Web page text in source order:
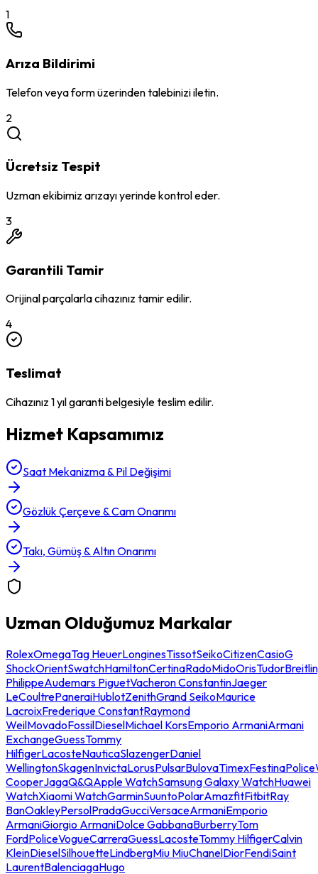
1
Arıza Bildirimi
Telefon veya form üzerinden talebinizi iletin.
2
Ücretsiz Tespit
Uzman ekibimiz arızayı yerinde kontrol eder.
3
Garantili Tamir
Orijinal parçalarla cihazınız tamir edilir.
4
Teslimat
Cihazınız 1 yıl garanti belgesiyle teslim edilir.
Hizmet Kapsamımız
Saat Mekanizma & Pil Değişimi
Gözlük Çerçeve & Cam Onarımı
Takı, Gümüş & Altın Onarımı
Uzman Olduğumuz Markalar
RolexOmegaTag HeuerLonginesTissotSeikoCitizenCasioG
ShockOrientSwatchHamiltonCertinaRadoMidoOrisTudor
PhilippeAudemars PiguetVacheron ConstantinJaeger
LeCoultrePaneraiHublotZenithGrand SeikoMaurice
LacroixFrederique ConstantRaymond
WeilMovadoFossilDieselMichael KorsEmporio ArmaniArmani
ExchangeGuessTommy
HilfigerLacosteNauticaSlazengerDaniel
WellingtonSkagenInvictaLorusPulsarBulovaTimexFestinaPolice
CooperJagaQ&QApple WatchSamsung Galaxy WatchHuawei
WatchXiaomi WatchGarminSuuntoPolarAmazfitFitbitRay
BanOakleyPersolPradaGucciVersaceArmaniEmporio
ArmaniGiorgio ArmaniDolce GabbanaBurberryTom
FordPoliceVogueCarreraGuessLacosteTommy HilfigerCalvin
KleinDieselSilhouetteLindbergMiu MiuChanelDiorFendiSaint
LaurentBalenciagaHugo